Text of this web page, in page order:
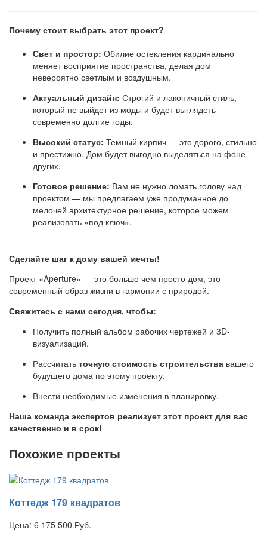
Почему стоит выбрать этот проект?
Свет и простор: Обилие остекления кардинально
меняет восприятие пространства, делая дом
невероятно светлым и воздушным.
Актуальный дизайн: Строгий и лаконичный стиль,
который не выйдет из моды и будет выглядеть
современно долгие годы.
Высокий статус: Темный кирпич — это дорого, стильно
и престижно. Дом будет выгодно выделяться на фоне
других.
Готовое решение: Вам не нужно ломать голову над
проектом — мы предлагаем уже продуманное до
мелочей архитектурное решение, которое можем
реализовать «под ключ».
Сделайте шаг к дому вашей мечты!
Проект «Aperture» — это больше чем просто дом, это
современный образ жизни в гармонии с природой.
Свяжитесь с нами сегодня, чтобы:
Получить полный альбом рабочих чертежей и 3D-
визуализаций.
Рассчитать точную стоимость строительства вашего
будущего дома по этому проекту.
Внести необходимые изменения в планировку.
Наша команда экспертов реализует этот проект для вас
качественно и в срок!
Похожие проекты
Коттедж 179 квадратов
Цена: 6 175 500 Руб.